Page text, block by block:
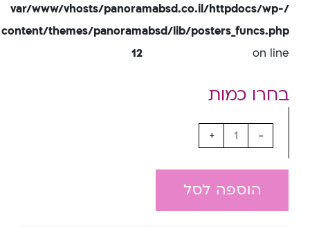
/var/www/vhosts/panoramabsd.co.il/httpdocs/wp-
content/themes/panoramabsd/lib/posters_funcs.php
on line
12
-
+
הוספה לסל